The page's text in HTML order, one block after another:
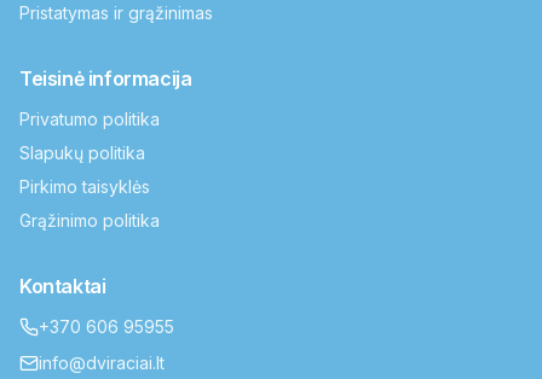
Pristatymas ir grąžinimas
Teisinė informacija
Privatumo politika
Slapukų politika
Pirkimo taisyklės
Grąžinimo politika
Kontaktai
+370 606 95955
info@dviraciai.lt